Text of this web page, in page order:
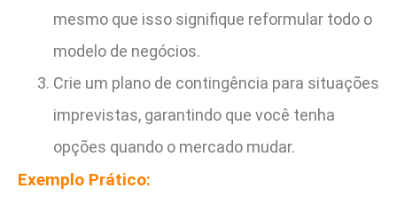
mesmo que isso signifique reformular todo o
modelo de negócios.
Crie um plano de contingência para situações
imprevistas, garantindo que você tenha
opções quando o mercado mudar.
Exemplo Prático: